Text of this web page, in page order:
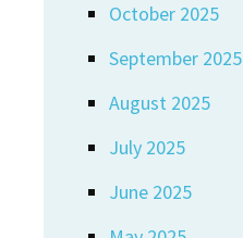
October 2025
September 2025
August 2025
July 2025
June 2025